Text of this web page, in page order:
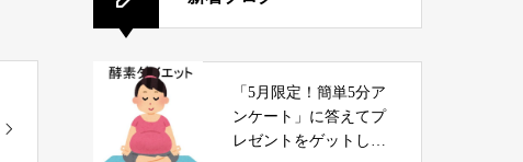
「5月限定！簡単5分ア
ンケート」に答えてプ
レゼントをゲットしま